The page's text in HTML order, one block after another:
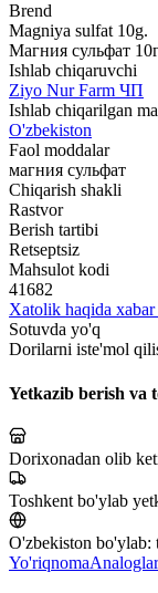
Brend
Magniya sulfat 10g.
Магния сульфат
Ishlab chiqaruvchi
Ziyo Nur Farm ЧП
Ishlab chiqarilgan
O'zbekiston
Faol moddalar
магния сульфат
Chiqarish shakli
Rastvor
Berish tartibi
Retseptsiz
Mahsulot kodi
41682
Xatolik haqida xabar
Sotuvda yo'q
Dorilarni iste'mol
Yetkazib berish va
Dorixonadan olib
Toshkent bo'ylab
O'zbekiston bo'ylab:
Yo'riqnomaAnaloglar